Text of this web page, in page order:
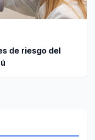
de riesgo del